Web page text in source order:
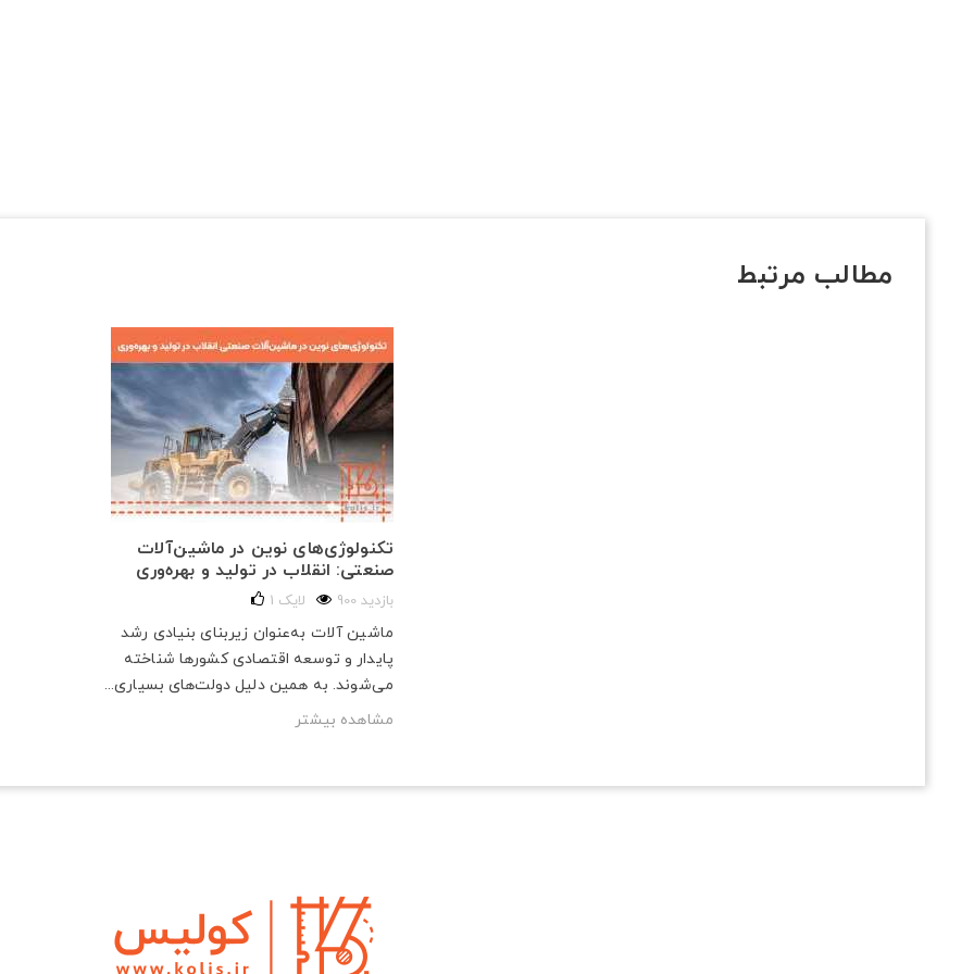
مطالب مرتبط
تکنولوژی‌های نوین در ماشین‌آلات
صنعتی: انقلاب در تولید و بهره‌وری
900 بازدید 1 لایک
ماشین آلات به‌عنوان زیربنای بنیادی رشد
پایدار و توسعه اقتصادی کشورها شناخته
می‌شوند. به همین دلیل دولت‌های بسیاری...
مشاهده بیشتر